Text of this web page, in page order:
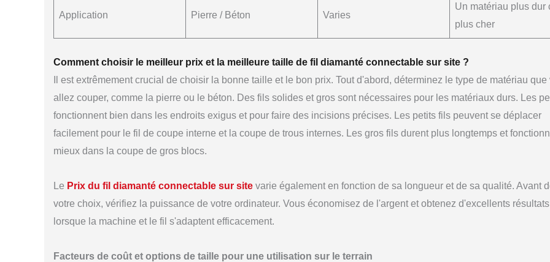
Application Pierre / Béton Varies
Un matériau plus dur
plus cher
Comment choisir le meilleur prix et la meilleure taille de fil diamanté connectable sur site ?
Il est extrêmement crucial de choisir la bonne taille et le bon prix. Tout d'abord, déterminez le type de matériau que
allez couper, comme la pierre ou le béton. Des fils solides et gros sont nécessaires pour les matériaux durs. Les
fonctionnent bien dans les endroits exigus et pour faire des incisions précises. Les petits fils peuvent se déplacer
facilement pour le fil de coupe interne et la coupe de trous internes. Les gros fils durent plus longtemps et
mieux dans la coupe de gros blocs.
Le Prix du fil diamanté connectable sur site varie également en fonction de sa longueur et de sa qualité. Avant
votre choix, vérifiez la puissance de votre ordinateur. Vous économisez de l'argent et obtenez d'excellents résultats
lorsque la machine et le fil s'adaptent efficacement.
Facteurs de coût et options de taille pour une utilisation sur le terrain